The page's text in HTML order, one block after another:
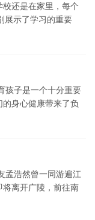
还是在家里，每个
展示了学习的重要
孩子是一个十分重要
身心健康带来了负
孟浩然曾一同游遍江
离开广陵，前往南